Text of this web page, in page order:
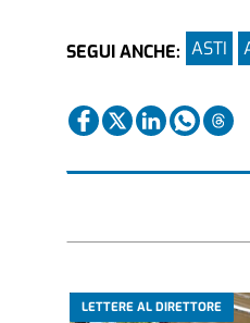
SEGUI ANCHE: ASTI
LETTERE AL DIRETTORE